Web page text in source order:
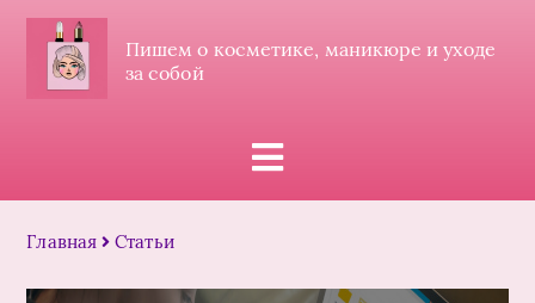
Пишем о косметике, маникюре и уходе
за собой
Главная Статьи